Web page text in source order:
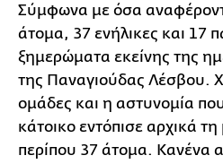
Σύμφωνα με όσα
άτομα, 37 ενήλικες και 17
ξημερώματα εκείνης της
της Παναγιούδας Λέσβου.
ομάδες και η αστυνομία
κάτοικο εντόπισε αρχικά
περίπου 37 άτομα. Κανένα